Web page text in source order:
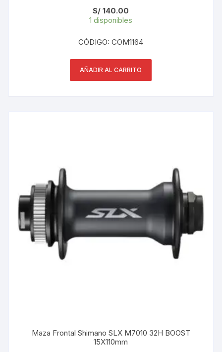
S/ 140.00
1 disponibles
CÓDIGO: COM1164
AÑADIR AL CARRITO
Maza Frontal Shimano SLX M7010 32H BOOST
15X110mm